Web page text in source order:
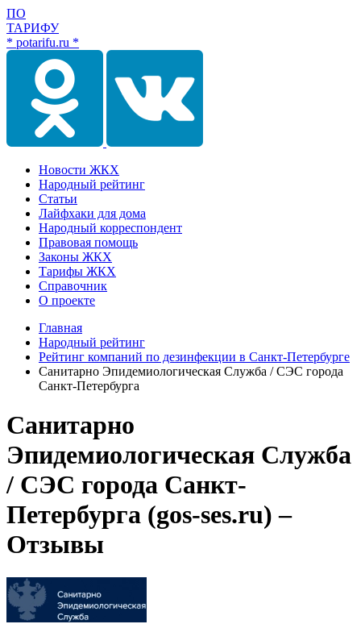
ПО
ТАРИФУ
* potarifu.ru *
Новости ЖКХ
Народный рейтинг
Статьи
Лайфхаки для дома
Народный корреспондент
Правовая помощь
Законы ЖКХ
Тарифы ЖКХ
Справочник
О проекте
Главная
Народный рейтинг
Рейтинг компаний по дезинфекции в Санкт-Петербурге
Санитарно Эпидемиологическая Служба / СЭС города
Санкт-Петербурга
Санитарно
Эпидемиологическая Служба
/ СЭС города Санкт-
Петербурга (gos-ses.ru) –
Отзывы